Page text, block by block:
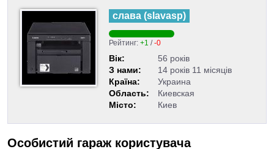
слава (slavasp)
Рейтинг: +1 /-0
Вік:
56 років
З нами:
14 років 11 місяців
Країна:
Украина
Область:
Киевская
Місто:
Киев
Особистий гараж користувача